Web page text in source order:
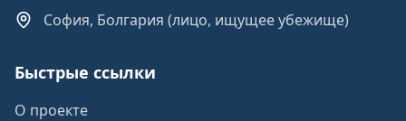
София, Болгария (лицо, ищущее убежище)
Быстрые ссылки
О проекте